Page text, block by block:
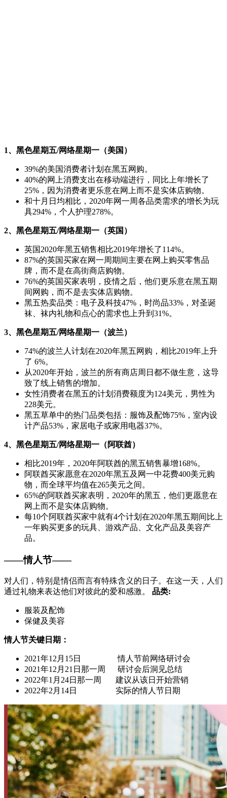
1、黑色星期五/网络星期一（美国）
39%的美国消费者计划在黑五网购。
40%的网上消费支出在移动端进行，同比上年增长了
25%，因为消费者更乐意在网上而不是实体店购物。
和十月日均相比，2020年网一周各品类需求的增长为玩
具294%，个人护理278%。
2、黑色星期五/网络星期一（英国）
英国2020年黑五销售相比2019年增长了114%。
87%的英国买家在网一周期间主要在网上购买零售品
牌，而不是在高街商店购物。
76%的英国买家表明，疫情之后，他们更乐意在黑五期
间网购，而不是去实体店购物。
黑五热卖品类：电子及科技47%，时尚品33%，对圣诞
袜、袜内礼物和点心的需求也上升到31%。
3、黑色星期五/网络星期一（波兰）
74%的波兰人计划在2020年黑五网购，相比2019年上升
了 6%。
从2020年开始，波兰的所有商店周日都不做生意，这导
致了线上销售的增加。
女性消费者在黑五的计划消费额度为124美元，男性为
228美元。
黑五草单中的热门品类包括：服饰及配饰75%，室内设
计产品53%，家居电子或家用电器37%。
4、黑色星期五/网络星期一（阿联酋）
相比2019年，2020年阿联酋的黑五销售暴增168%。
阿联酋买家愿意在2020年黑五及网一中花费400美元购
物，而全球平均值在265美元之间。
65%的阿联酋买家表明，2020年的黑五，他们更愿意在
网上而不是实体店购物。
每10个阿联酋买家中就有4个计划在2020年黑五期间比上
一年购买更多的玩具、游戏产品、文化产品及美容产
品。
——情人节——
对人们，特别是情侣而言有特殊含义的日子。在这一天，人们
通过礼物来表达他们对彼此的爱和感激。 品类:
服装及配饰
保健及美容
情人节关键日期：
2021年12月15日 情人节前网络研讨会
2021年12月21日那一周 研讨会后洞见总结
2022年1月24日那一周 建议从该日开始营销
2022年2月14日 实际的情人节日期